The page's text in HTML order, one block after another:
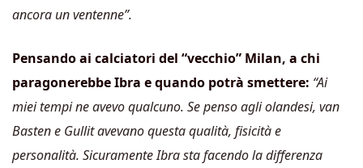
ancora un ventenne”.
Pensando ai calciatori del “vecchio” Milan, a chi
paragonerebbe Ibra e quando potrà smettere: “Ai
miei tempi ne avevo qualcuno. Se penso agli olandesi, van
Basten e Gullit avevano questa qualità, fisicità e
personalità. Sicuramente Ibra sta facendo la differenza